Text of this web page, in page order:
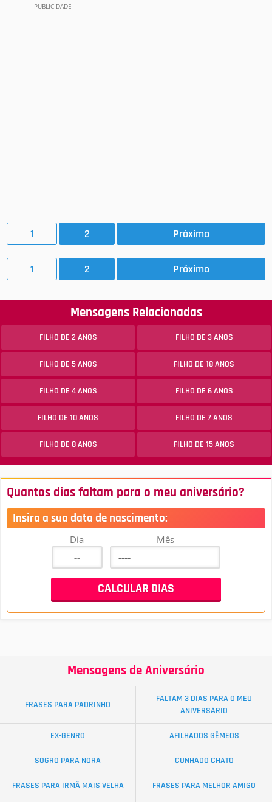
1 2 Próximo
1 2 Próximo
Mensagens Relacionadas
FILHO DE 2 ANOS FILHO DE 3 ANOS
FILHO DE 5 ANOS FILHO DE 18 ANOS
FILHO DE 4 ANOS FILHO DE 6 ANOS
FILHO DE 10 ANOS FILHO DE 7 ANOS
FILHO DE 8 ANOS FILHO DE 15 ANOS
Quantos dias faltam para o meu aniversário?
Insira a sua data de nascimento:
Dia Mês
Mensagens de Aniversário
FRASES PARA PADRINHO
FALTAM 3 DIAS PARA O MEU
ANIVERSÁRIO
EX-GENRO AFILHADOS GÊMEOS
SOGRO PARA NORA CUNHADO CHATO
FRASES PARA IRMÃ MAIS VELHA FRASES PARA MELHOR AMIGO